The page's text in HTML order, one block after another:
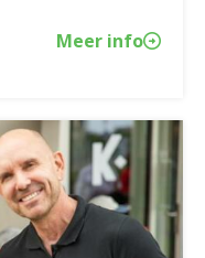
Meer info